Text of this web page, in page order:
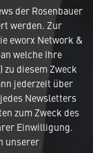
der Rosenbauer
werden. Zur
eworx Network &
welche Ihre
zu diesem Zweck
jederzeit über
Newsletters
zum Zweck des
Einwilligung.
unserer